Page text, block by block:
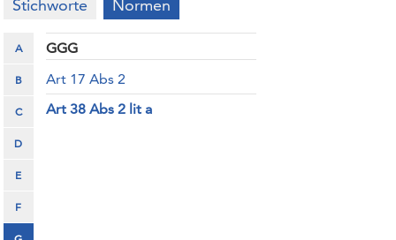
Stichworte Normen
A
B
C
D
E
F
GGG
Art 17 Abs 2
Art 38 Abs 2 lit a